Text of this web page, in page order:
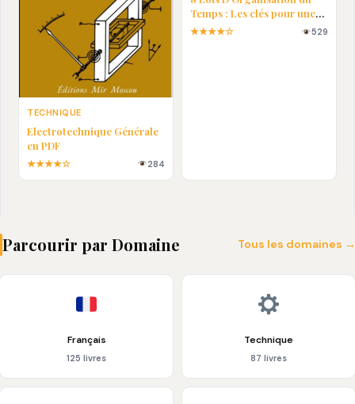
TECHNIQUE
Electrotechnique Générale
en PDF
★★★★☆ 284
Temps : Les clés pour une
vie plus efficace
★★★★☆ 529
Parcourir par Domaine Tous les domaines →
Français
125 livres
Technique
87 livres